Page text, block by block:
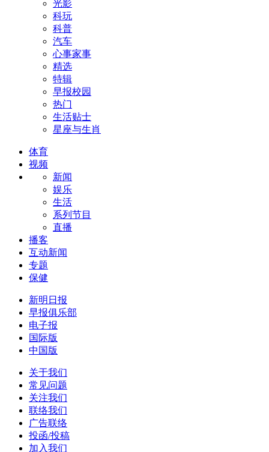
光影
科玩
科普
汽车
心事家事
精选
特辑
早报校园
热门
生活贴士
星座与生肖
体育
视频
新闻
娱乐
生活
系列节目
直播
播客
互动新闻
专题
保健
新明日报
早报俱乐部
电子报
国际版
中国版
关于我们
常见问题
关注我们
联络我们
广告联络
投函/投稿
加入我们